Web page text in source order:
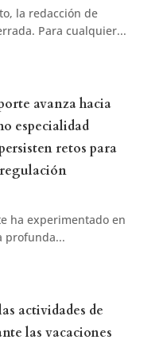
la redacción de
Para cualquier...
avanza hacia
especialidad
retos para
ha experimentado en
profunda...
actividades de
las vacaciones